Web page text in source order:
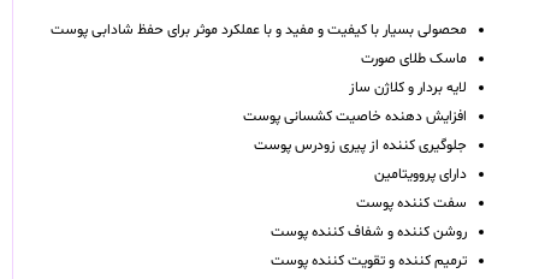
محصولی بسیار با کیفیت و مفید و با عملکرد موثر برای حفظ شادابی پوست
ماسک طلای صورت
لایه بردار و کلاژن ساز
افزایش دهنده خاصیت کشسانی پوست
جلوگیری کننده از پیری زودرس پوست
دارای پروویتامین
سفت کننده پوست
روشن کننده و شفاف کننده پوست
ترمیم کننده و تقویت کننده پوست